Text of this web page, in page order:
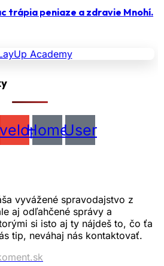
trápia peniaze a zdravie Mnohí.
HomeUser
vyvážené spravodajstvo z
aj odľahčené správy a
si isto aj ty nájdeš to, čo ťa
tip, neváhaj nás kontaktovať.